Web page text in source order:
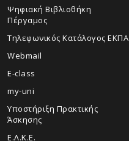
Ψηφιακή Βιβλιοθήκη
Πέργαμος
Τηλεφωνικός Κατάλογος ΕΚΠΑ
Webmail
E-class
my-uni
Υποστήριξη Πρακτικής
Άσκησης
Ε.Λ.Κ.Ε.